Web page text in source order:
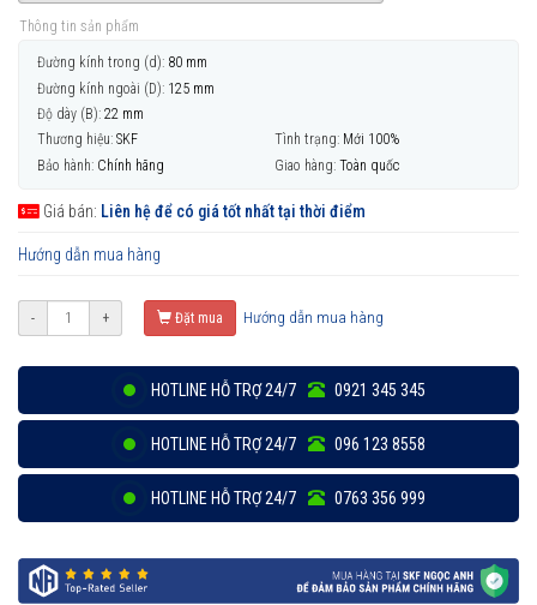
Thông tin sản phẩm
Đường kính trong (d): 80 mm
Đường kính ngoài (D): 125 mm
Độ dày (B): 22 mm
Thương hiệu: SKF Tình trạng: Mới 100%
Bảo hành: Chính hãng Giao hàng: Toàn quốc
Giá bán: Liên hệ để có giá tốt nhất tại thời điểm
Hướng dẫn mua hàng
- + Đặt mua Hướng dẫn mua hàng
HOTLINE HỖ TRỢ 24/7 0921 345 345
HOTLINE HỖ TRỢ 24/7 096 123 8558
HOTLINE HỖ TRỢ 24/7 0763 356 999